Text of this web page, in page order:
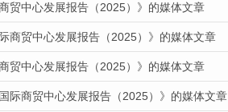
贸中心发展报告（2025）》的媒体文章
商贸中心发展报告（2025）》的媒体文章
贸中心发展报告（2025）》的媒体文章
际商贸中心发展报告（2025）》的媒体文章